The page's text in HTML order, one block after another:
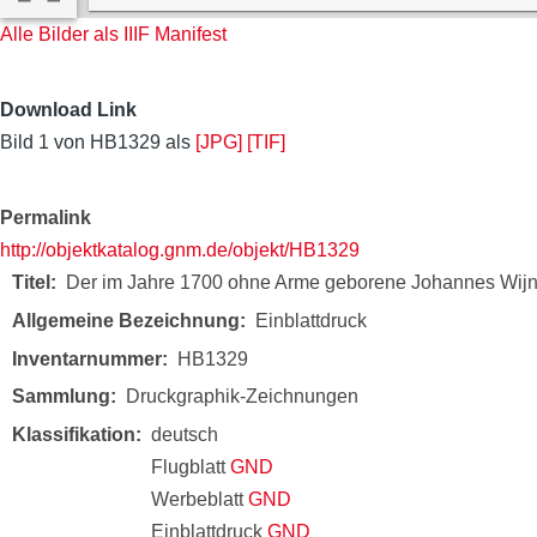
Alle Bilder als IIIF Manifest
Download Link
Bild 1 von HB1329 als [JPG] [TIF]
Permalink
http://objektkatalog.gnm.de/objekt/HB1329
Titel
Der im Jahre 1700 ohne Arme geborene Johannes
Allgemeine Bezeichnung
Einblattdruck
Inventarnummer
HB1329
Sammlung
Druckgraphik-Zeichnungen
Klassifikation
deutsch
FlugblattGND
WerbeblattGND
Einblattdruck GND